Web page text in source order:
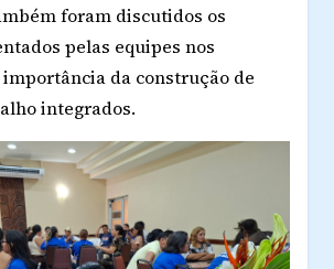
foram discutidos os
pelas equipes nos
da construção de
integrados.